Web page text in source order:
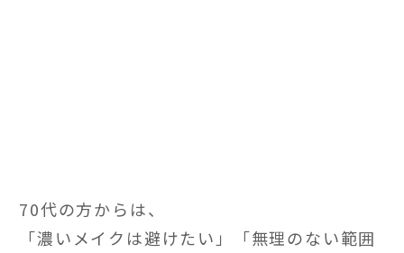
70代の方からは、
「濃いメイクは避けたい」「無理のない範囲